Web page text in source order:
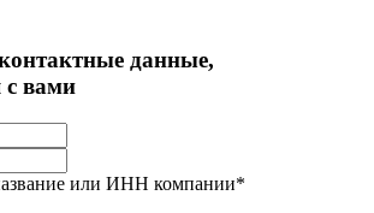
данные,
вами
или ИНН компании*